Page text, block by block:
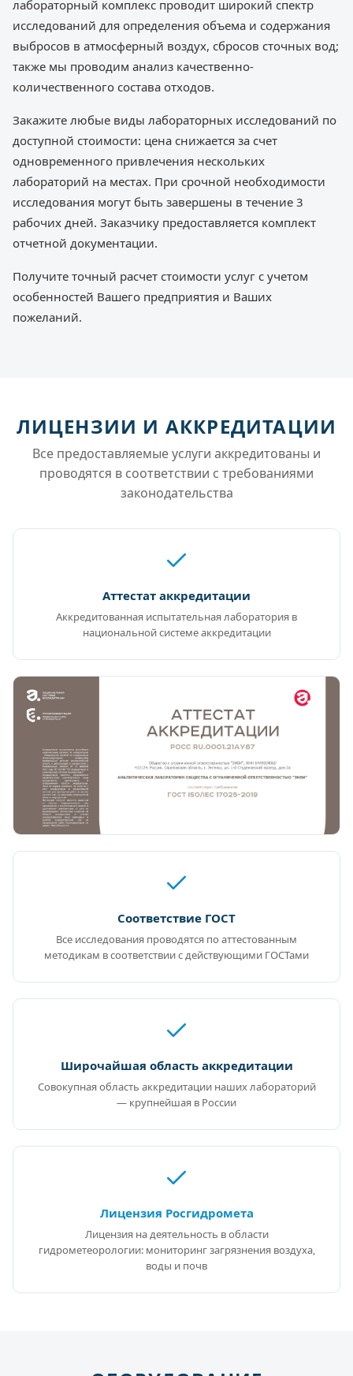
лабораторный комплекс проводит широкий спектр
исследований для определения объема и содержания
выбросов в атмосферный воздух, сбросов сточных вод;
также мы проводим анализ качественно-
количественного состава отходов.
Закажите любые виды лабораторных исследований по
доступной стоимости: цена снижается за счет
одновременного привлечения нескольких
лабораторий на местах. При срочной необходимости
исследования могут быть завершены в течение 3
рабочих дней. Заказчику предоставляется комплект
отчетной документации.
Получите точный расчет стоимости услуг с учетом
особенностей Вашего предприятия и Ваших
пожеланий.
ЛИЦЕНЗИИ И АККРЕДИТАЦИИ
Все предоставляемые услуги аккредитованы и
проводятся в соответствии с требованиями
законодательства
Аттестат аккредитации
Аккредитованная испытательная лаборатория в
национальной системе аккредитации
Соответствие ГОСТ
Все исследования проводятся по аттестованным
методикам в соответствии с действующими ГОСТами
Широчайшая область аккредитации
Совокупная область аккредитации наших лабораторий
— крупнейшая в России
Лицензия Росгидромета
Лицензия на деятельность в области
гидрометеорологии: мониторинг загрязнения воздуха,
воды и почв